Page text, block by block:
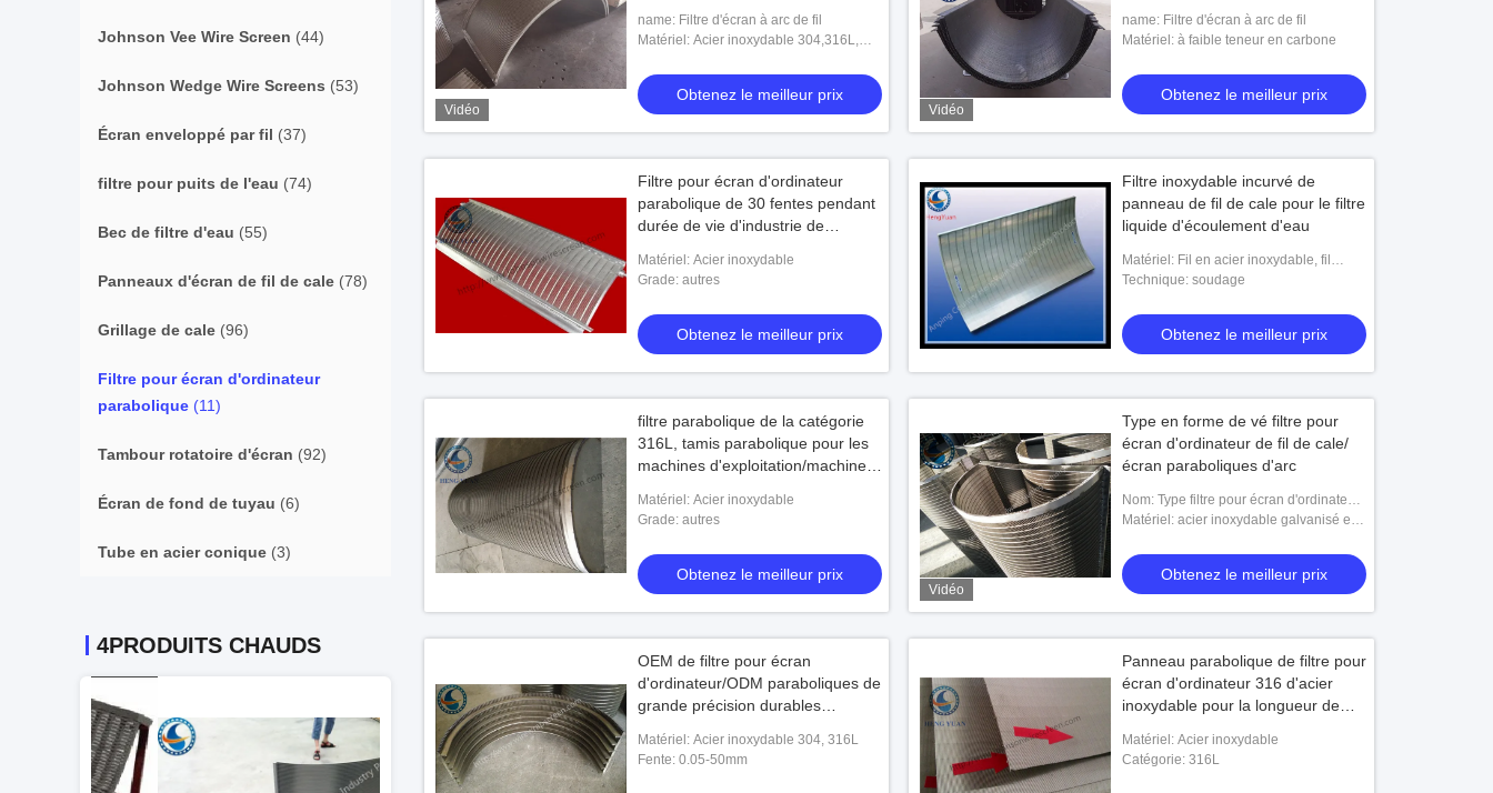
Johnson Vee Wire Screen (44)
Johnson Wedge Wire Screens (53)
Écran enveloppé par fil (37)
filtre pour puits de l'eau (74)
Bec de filtre d'eau (55)
Panneaux d'écran de fil de cale (78)
Grillage de cale (96)
Filtre pour écran d'ordinateur
parabolique (11)
Tambour rotatoire d'écran (92)
Écran de fond de tuyau (6)
Tube en acier conique (3)
4PRODUITS CHAUDS
Vidéo
name: Filtre d'écran à arc de fil
Matériel: Acier inoxydable 304,316L,
Obtenez le meilleur prix
Vidéo
name: Filtre d'écran à arc de fil
Matériel: à faible teneur en carbone
Obtenez le meilleur prix
Filtre pour écran d'ordinateur
parabolique de 30 fentes pendant
durée de vie d'industrie de
Matériel: Acier inoxydable
Grade: autres
Obtenez le meilleur prix
Filtre inoxydable incurvé de
panneau de fil de cale pour le filtre
liquide d'écoulement d'eau
Matériel: Fil en acier inoxydable, fil
galvanisé
Technique: soudage
Obtenez le meilleur prix
filtre parabolique de la catégorie
316L, tamis parabolique pour les
machines d'exploitation/machine
Matériel: Acier inoxydable
Grade: autres
Obtenez le meilleur prix
Vidéo
Type en forme de vé filtre pour
écran d'ordinateur de fil de cale/
écran paraboliques d'arc
Nom: Type filtre pour écran d'ordinateur
d'U parabolique de fil de cale
Matériel: acier inoxydable galvanisé et à
Obtenez le meilleur prix
OEM de filtre pour écran
d'ordinateur/ODM paraboliques de
grande précision durables
Matériel: Acier inoxydable 304, 316L
Fente: 0.05-50mm
Panneau parabolique de filtre pour
écran d'ordinateur 316 d'acier
inoxydable pour la longueur de
Matériel: Acier inoxydable
Catégorie: 316L